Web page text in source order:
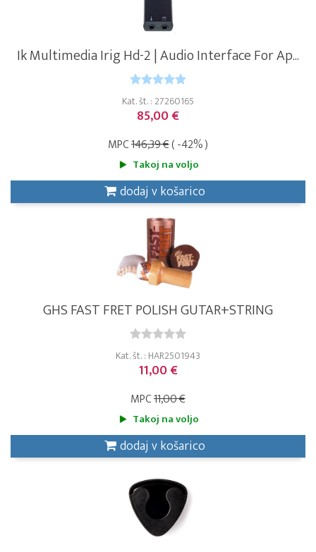
Ik Multimedia Irig Hd-2 | Audio Interface For Ap...
Kat. št. : 27260165
85,00 €
MPC146,39 €( -42% )
Takoj na voljo
dodaj v košarico
GHS FAST FRET POLISH GUTAR+STRING
Kat. št. : HAR2501943
11,00 €
MPC11,00 €
Takoj na voljo
dodaj v košarico